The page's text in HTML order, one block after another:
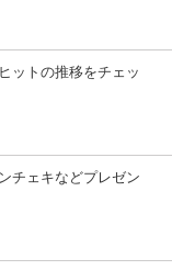
ットの推移をチェッ
チェキなどプレゼン